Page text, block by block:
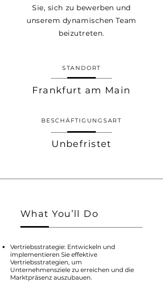
Sie, sich zu bewerben und
unserem dynamischen Team
beizutreten.
STANDORT
Frankfurt am Main
BESCHÄFTIGUNGSART
Unbefristet
What You’ll Do
Vertriebsstrategie: Entwickeln und
implementieren Sie effektive
Vertriebsstrategien, um
Unternehmensziele zu erreichen und die
Marktpräsenz auszubauen.